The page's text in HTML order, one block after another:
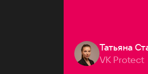
Татьяна
VK Protect